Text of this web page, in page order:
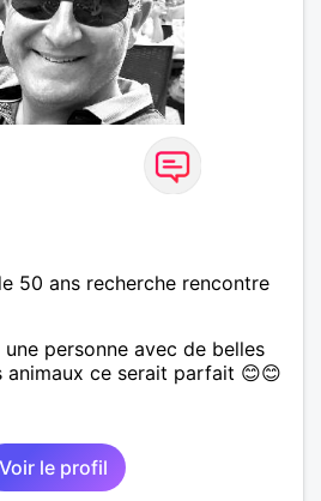
50 ans recherche rencontre
personne avec de belles
animaux ce serait parfait 😊😊
Voir le profil